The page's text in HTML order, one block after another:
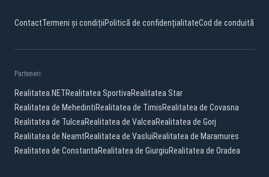
ContactTermeni și condițiiPolitică de confidențialitateCod de conduită
Parteneri:
Realitatea.NETRealitatea SportivaRealitatea Star
Realitatea de MehedintiRealitatea de TimisRealitatea de Covasna
Realitatea de TulceaRealitatea de ValceaRealitatea de Gorj
Realitatea de NeamtRealitatea de VasluiRealitatea de Maramures
Realitatea de ConstantaRealitatea de GiurgiuRealitatea de Oradea